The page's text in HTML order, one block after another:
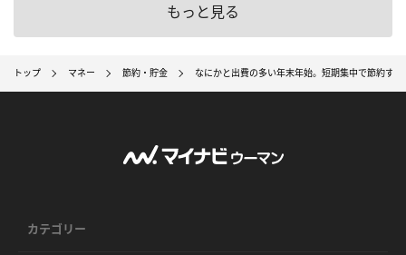
もっと見る
トップ マネー 節約・貯金 なにかと出費の多い年末年始。短期集中で節約する
カテゴリー